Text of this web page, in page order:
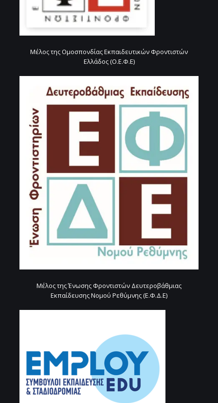
Μέλος της Ομοσπονδίας Εκπαιδευτικών Φροντιστών
Ελλάδος (Ο.Ε.Φ.Ε)
Μέλος της Ένωσης Φροντιστών Δευτεροβάθμιας
Εκπαίδευσης Νομού Ρεθύμνης (Ε.Φ.Δ.Ε)